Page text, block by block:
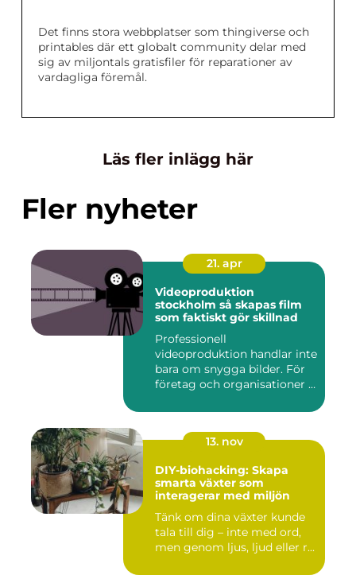
Det finns stora webbplatser som thingiverse och
printables där ett globalt community delar med
sig av miljontals gratisfiler för reparationer av
vardagliga föremål.
Läs fler inlägg här
Fler nyheter
21. apr
Videoproduktion
stockholm så skapas film
som faktiskt gör skillnad
Professionell
videoproduktion handlar inte
bara om snygga bilder. För
företag och organisationer i
13. nov
DIY-biohacking: Skapa
smarta växter som
interagerar med miljön
Tänk om dina växter kunde
tala till dig – inte med ord,
men genom ljus, ljud eller r...